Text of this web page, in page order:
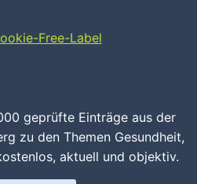
geprüfte Einträge aus der
zu den Themen Gesundheit,
aktuell und objektiv.